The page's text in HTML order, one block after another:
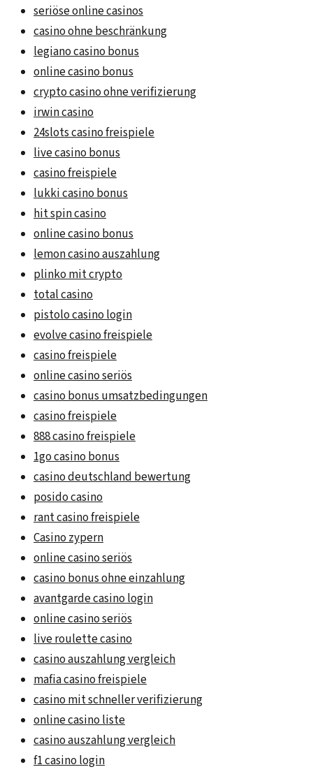
seriöse online casinos
casino ohne beschränkung
legiano casino bonus
online casino bonus
crypto casino ohne verifizierung
irwin casino
24slots casino freispiele
live casino bonus
casino freispiele
lukki casino bonus
hit spin casino
online casino bonus
lemon casino auszahlung
plinko mit crypto
total casino
pistolo casino login
evolve casino freispiele
casino freispiele
online casino seriös
casino bonus umsatzbedingungen
casino freispiele
888 casino freispiele
1go casino bonus
casino deutschland bewertung
posido casino
rant casino freispiele
Casino zypern
online casino seriös
casino bonus ohne einzahlung
avantgarde casino login
online casino seriös
live roulette casino
casino auszahlung vergleich
mafia casino freispiele
casino mit schneller verifizierung
online casino liste
casino auszahlung vergleich
f1 casino login